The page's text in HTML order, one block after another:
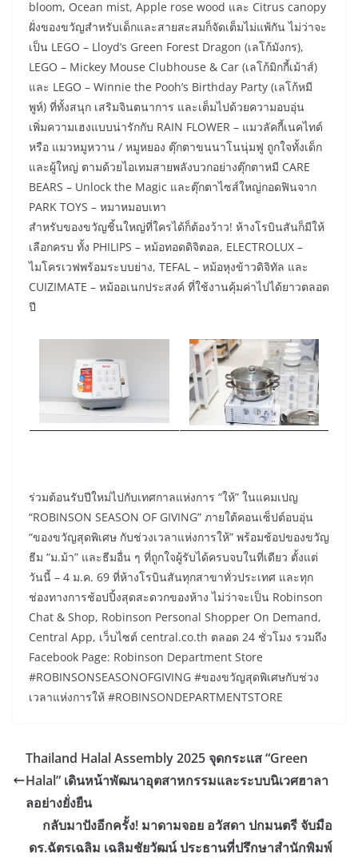
bloom, Ocean mist, Apple rose wood และ Citrus canopy
ฝั่งของขวัญสำหรับเด็กและสายสะสมก็จัดเต็มไม่แพ้กัน ไม่ว่าจะ
เป็น LEGO – Lloyd’s Green Forest Dragon (เลโก้มังกร),
LEGO – Mickey Mouse Clubhouse & Car (เลโก้มิกกี้เม้าส์)
และ LEGO – Winnie the Pooh’s Birthday Party (เลโก้หมี
พูห์) ที่ทั้งสนุก เสริมจินตนาการ และเต็มไปด้วยความอบอุ่น
เพิ่มความเฮงแบบน่ารักกับ RAIN FLOWER – แมวลัคกี้เนคไทด์
หรือ แมวหมูหวาน / หมูหยอง ตุ๊กตาขนนาโนนุ่มฟู ถูกใจทั้งเด็ก
และผู้ใหญ่ ตามด้วยไอเทมสายพลังบวกอย่างตุ๊กตาหมี CARE
BEARS – Unlock the Magic และตุ๊กตาไซส์ใหญ่กอดฟินจาก
PARK TOYS – หมาหมอบเทา
สำหรับของขวัญชิ้นใหญ่ที่ใครได้ก็ต้องว้าว! ห้างโรบินสันก็มีให้
เลือกครบ ทั้ง PHILIPS – หม้อทอดดิจิตอล, ELECTROLUX –
ไมโครเวฟพร้อมระบบย่าง, TEFAL – หม้อหุงข้าวดิจิทัล และ
CUIZIMATE – หม้ออเนกประสงค์ ที่ใช้งานคุ้มค่าไปได้ยาวตลอด
ปี
ร่วมต้อนรับปีใหม่ไปกับเทศกาลแห่งการ “ให้” ในแคมเปญ
“ROBINSON SEASON OF GIVING” ภายใต้คอนเซ็ปต์อบอุ่น
“ของขวัญสุดพิเศษ กับช่วงเวลาแห่งการให้” พร้อมช้อปของขวัญ
ธีม “ม.ม้า” และธีมอื่น ๆ ที่ถูกใจผู้รับได้ครบจบในที่เดียว ตั้งแต่
วันนี้ – 4 ม.ค. 69 ที่ห้างโรบินสันทุกสาขาทั่วประเทศ และทุก
ช่องทางการช้อปปิ้งสุดสะดวกของห้าง ไม่ว่าจะเป็น Robinson
Chat & Shop, Robinson Personal Shopper On Demand,
Central App, เว็บไซต์ central.co.th ตลอด 24 ชั่วโมง รวมถึง
Facebook Page: Robinson Department Store
#ROBINSONSEASONOFGIVING #ของขวัญสุดพิเศษกับช่วง
เวลาแห่งการให้ #ROBINSONDEPARTMENTSTORE
Thailand Halal Assembly 2025 จุดกระแส “Green
Halal” เดินหน้าพัฒนาอุตสาหกรรมและระบบนิเวศฮาลา
ลอย่างยั่งยืน
กลับมาปังอีกครั้ง! มาดามจอย อวัสดา ปกมนตรี จับมือ
ดร.ฉัตรเฉลิม เฉลิมชัยวัฒน์ ประธานที่ปรึกษาสำนักพิมพ์